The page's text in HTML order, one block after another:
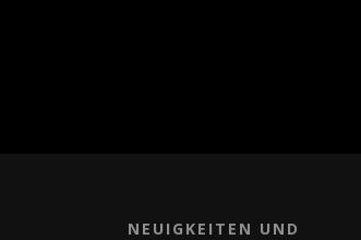
NEUIGKEITEN UND